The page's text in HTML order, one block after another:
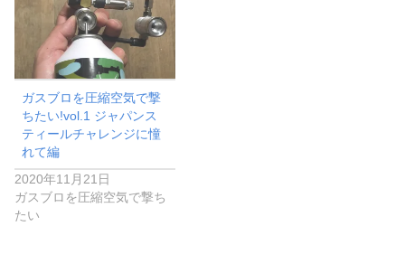
ガスブロを圧縮空気で撃
ちたい!vol.1 ジャパンス
ティールチャレンジに憧
れて編
2020年11月21日
ガスブロを圧縮空気で撃ち
たい